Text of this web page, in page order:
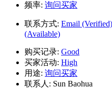
频率: 询问买家
联系方式: Email (Verified)
(Available)
购买记录: Good
买家活动: High
用途: 询问买家
联系人: Sun Baohua